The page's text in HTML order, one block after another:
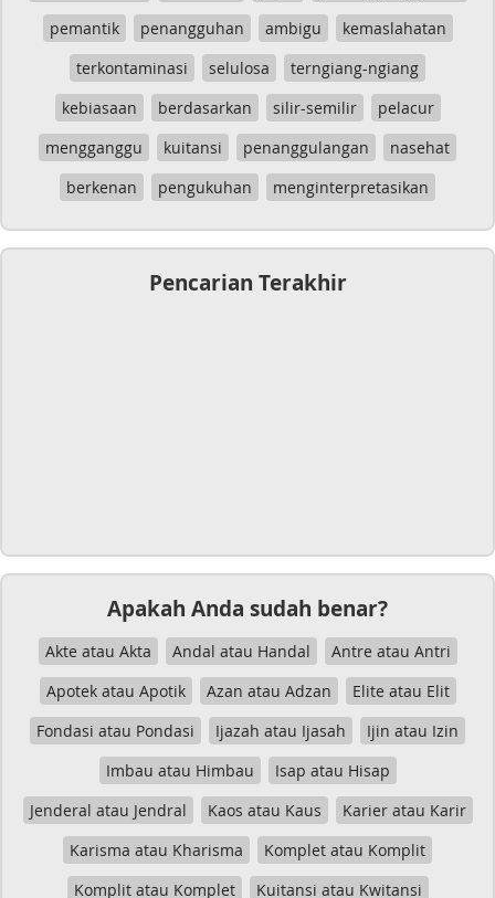
pemantik
penangguhan ambigu
kemaslahatan
terkontaminasi
selulosa
terngiang-ngiang
kebiasaan
berdasarkan silir-semilir
pelacur
mengganggu
kuitansi penanggulangan
nasehat
berkenan
pengukuhan menginterpretasikan
Pencarian Terakhir
Apakah Anda sudah benar?
Akte atau Akta Andal atau Handal
Antre atau Antri
Apotek atau Apotik
Azan atau Adzan
Elite atau Elit
Fondasi atau Pondasi
Ijazah atau Ijasah
Ijin atau Izin
Imbau atau Himbau
Isap atau Hisap
Jenderal atau Jendral
Kaos atau Kaus
Karier atau Karir
Karisma atau Kharisma
Komplet atau Komplit
Komplit atau Komplet
Kuitansi atau Kwitansi